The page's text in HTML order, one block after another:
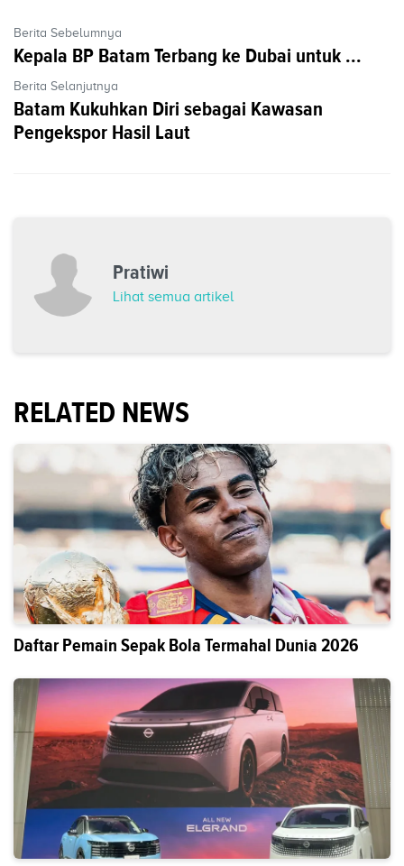
Berita Sebelumnya
Kepala BP Batam Terbang ke Dubai untuk ...
Berita Selanjutnya
Batam Kukuhkan Diri sebagai Kawasan
Pengekspor Hasil Laut
Pratiwi
Lihat semua artikel
RELATED NEWS
Daftar Pemain Sepak Bola Termahal Dunia 2026